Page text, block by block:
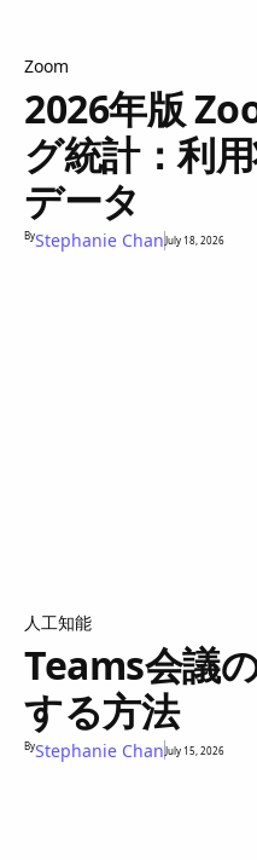
Zoom
2026年版
グ統計：利用
データ
ByStephanie ChanJuly 18, 2026
人工知能
Teams会議
する方法
ByStephanie ChanJuly 15, 2026